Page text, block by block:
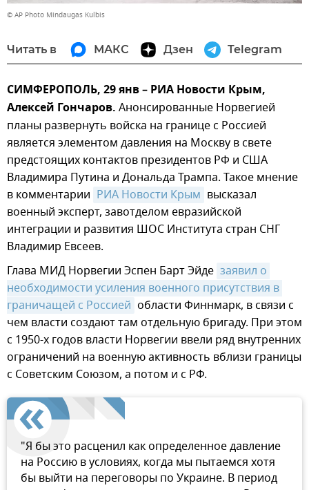
© AP Photo Mindaugas Kulbis
Читать в МАКС Дзен Telegram
СИМФЕРОПОЛЬ, 29 янв – РИА Новости Крым,
Алексей Гончаров. Анонсированные Норвегией
планы развернуть войска на границе с Россией
является элементом давления на Москву в свете
предстоящих контактов президентов РФ и США
Владимира Путина и Дональда Трампа. Такое мнение
в комментарии РИА Новости Крым высказал
военный эксперт, завотделом евразийской
интеграции и развития ШОС Института стран СНГ
Владимир Евсеев.
Глава МИД Норвегии Эспен Барт Эйде заявил о
необходимости усиления военного присутствия в
граничащей с Россией области Финнмарк, в связи с
чем власти создают там отдельную бригаду. При этом
с 1950-х годов власти Норвегии ввели ряд внутренних
ограничений на военную активность вблизи границы
с Советским Союзом, а потом и с РФ.
"Я бы это расценил как определенное давление
на Россию в условиях, когда мы пытаемся хотя
бы выйти на переговоры по Украине. В период